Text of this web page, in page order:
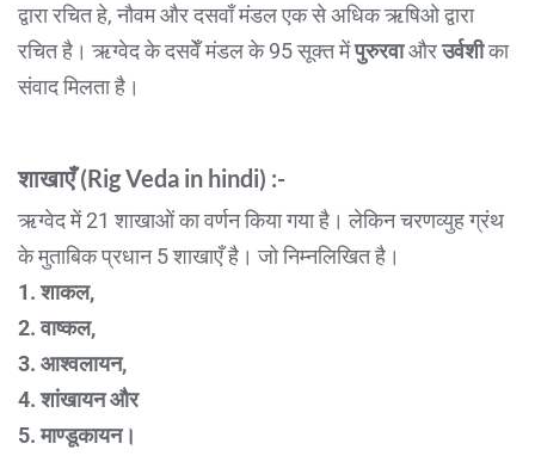
द्वारा रचित हे, नौवम और दसवाँ मंडल एक से अधिक ऋषिओ द्वारा
रचित है। ऋग्वेद के दसवेँ मंडल के 95 सूक्त मेंपुरुरवाऔरउर्वशीका
संवाद मिलता है।
शाखाएँ (Rig Veda in hindi) :-
ऋग्वेद में 21 शाखाओं का वर्णन किया गया है। लेकिन चरणव्युह ग्रंथ
के मुताबिक प्रधान 5 शाखाएँ है। जो निम्नलिखित है।
1. शाकल,
2. वाष्कल,
3. आश्वलायन,
4. शांखायन और
5. माण्डूकायन।